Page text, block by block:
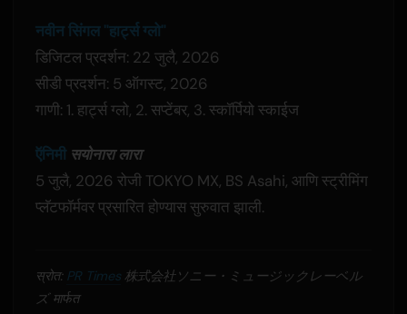
नवीन सिंगल "हार्ट्स ग्लो"
डिजिटल प्रदर्शन: 22 जुलै, 2026
सीडी प्रदर्शन: 5 ऑगस्ट, 2026
गाणी: 1. हार्ट्स ग्लो, 2. सप्टेंबर, 3. स्कॉर्पियो स्काईज
ऍनिमी सयोनारा लारा
5 जुलै, 2026 रोजी TOKYO MX, BS Asahi, आणि स्ट्रीमिंग
प्लॅटफॉर्मवर प्रसारित होण्यास सुरुवात झाली.
स्रोत: PR Times株式会社ソニー・ミュージックレーベル
ズ मार्फत